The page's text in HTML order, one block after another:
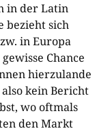
in der Latin
bezieht sich
in Europa
Chance
hierzulande
kein Bericht
wo oftmals
den Markt